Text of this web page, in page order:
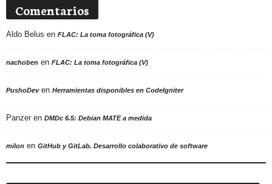
Comentarios
Aldo Belus en FLAC: La toma fotográfica (V)
nachoben en FLAC: La toma fotográfica (V)
PushoDeven Herramientas disponibles en CodeIgniter
Panzer en DMDc 6.5: Debian MATE a medida
milon en GitHub y GitLab. Desarrollo colaborativo de software